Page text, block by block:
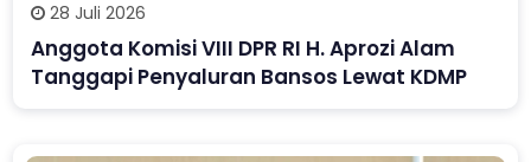
28 Juli 2026
Anggota Komisi VIII DPR RI H. Aprozi Alam
Tanggapi Penyaluran Bansos Lewat KDMP